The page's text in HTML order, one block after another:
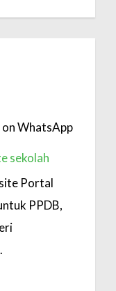
WhatsApp
sekolah
Portal
PPDB,